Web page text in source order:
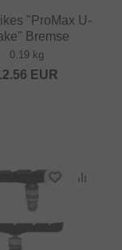
"ProMax U-
Bremse
0.19 kg
EUR